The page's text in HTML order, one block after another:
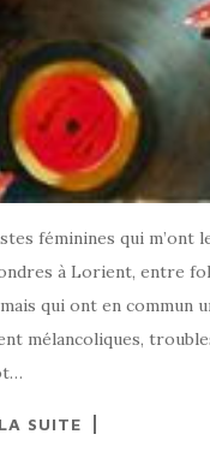
féminines qui m’ont
à Lorient, entre
qui ont en commun
mélancoliques,
SUITE